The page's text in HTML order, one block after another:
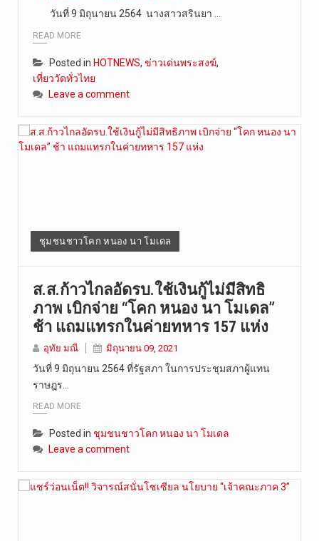
วันที่ 9 มิถุนายน 2564 นางสาวสรินยา …
READ MORE
Posted in HOTNEWS, ข่าวเด่นพระสงฆ์,
เที่ยววัดทั่วไทย
Leave a comment
ชุมชนชาวโคก หนอง นา โมเดล
ส.ส.ก้าวไกลอัดรบ.ใช้เงินกู้ไม่มีสิทธิ
ภาพ เบิกจ่าย “โคก หนอง นา โมเดล”
ช้า แถมแทรกในค่ายทหาร 157 แห่ง
อุทัย มณี มิถุนายน 09, 2021
วันที่ 9 มิถุนายน 2564 ที่รัฐสภา ในการประชุมสภาผู้แทน
ราษฎร…
READ MORE
Posted in ชุมชนชาวโคก หนอง นา โมเดล
Leave a comment